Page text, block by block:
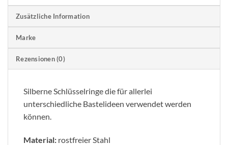
Zusätzliche Information
Marke
Rezensionen (0)
Silberne Schlüsselringe die für allerlei
unterschiedliche Bastelideen verwendet werden
können.
Material: rostfreier Stahl